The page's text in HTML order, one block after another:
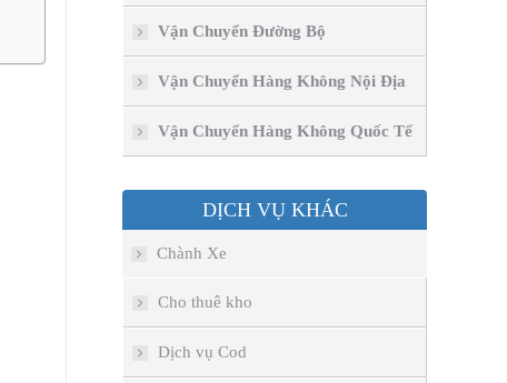
Vận Chuyển Đường Bộ
Vận Chuyển Hàng Không Nội Địa
Vận Chuyển Hàng Không Quốc Tế
DỊCH VỤ KHÁC
Chành Xe
Cho thuê kho
Dịch vụ Cod